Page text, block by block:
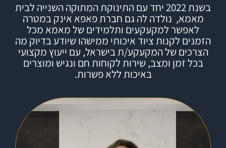
בשנת 2022 יחד עם התינוקת המתוקה השנייה לבית
מאמא, נולדה לה גם חברתפאפא אינקבמטרה
לאפשר למקעקעים ותלמידים של מאמא מכל
הזמנים לקנות ציוד איכותי ממישהו שיודע בדיוק מה
הצרכים של המקעקע/ת בישראל, עם ייעוץ מקצועי
בכל זמן ומצב, שירות לקוחות חם ונגיש ומוצרים
באיכות ללא פשרות.